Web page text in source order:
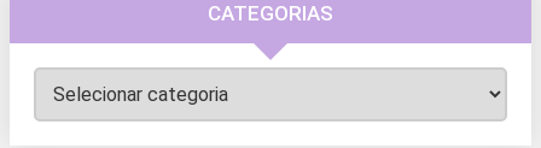
CATEGORIAS
Categorias